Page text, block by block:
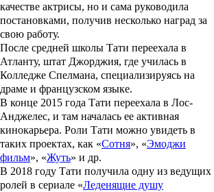
качестве актрисы, но и сама руководила
постановками, получив несколько наград за
свою работу.
После средней школы Тати переехала в
Атланту, штат Джорджия, где училась в
Колледже Спелмана, специализируясь на
драме и французском языке.
В конце 2015 года Тати переехала в Лос-
Анджелес, и там началась ее активная
кинокарьера. Роли Тати можно увидеть в
таких проектах, как «Сотня», «Эмоджи
фильм», «Жуть» и др.
В 2018 году Тати получила одну из ведущих
ролей в сериале «Леденящие душу